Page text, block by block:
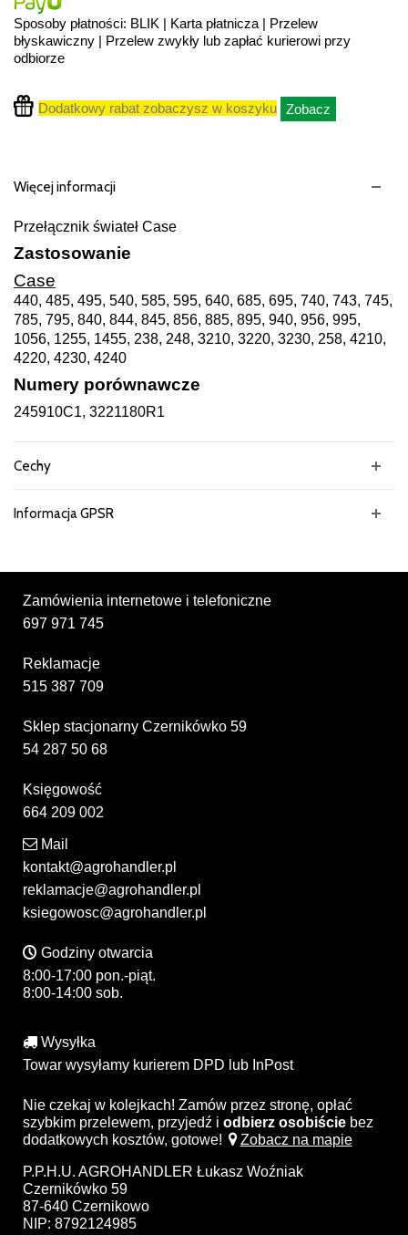
Sposoby płatności: BLIK | Karta płatnicza | Przelew
błyskawiczny | Przelew zwykły lub zapłać kurierowi przy
odbiorze
Dodatkowy rabat zobaczysz w koszyku Zobacz
Więcej informacji
Przełącznik świateł Case
Zastosowanie
Case
440, 485, 495, 540, 585, 595, 640, 685, 695, 740, 743, 745,
785, 795, 840, 844, 845, 856, 885, 895, 940, 956, 995,
1056, 1255, 1455, 238, 248, 3210, 3220, 3230, 258, 4210,
4220, 4230, 4240
Numery porównawcze
245910C1, 3221180R1
Cechy
Informacja GPSR
Zamówienia internetowe i telefoniczne
697 971 745
Reklamacje
515 387 709
Sklep stacjonarny Czernikówko 59
54 287 50 68
Księgowość
664 209 002
Mail
kontakt@agrohandler.pl
reklamacje@agrohandler.pl
ksiegowosc@agrohandler.pl
Godziny otwarcia
8:00-17:00 pon.-piąt.
8:00-14:00 sob.
Wysyłka
Towar wysyłamy kurierem DPD lub InPost
Nie czekaj w kolejkach! Zamów przez stronę, opłać
szybkim przelewem, przyjedź i odbierz osobiście bez
dodatkowych kosztów, gotowe!
Zobacz na mapie
P.P.H.U. AGROHANDLER Łukasz Woźniak
Czernikówko 59
87-640 Czernikowo
NIP: 8792124985